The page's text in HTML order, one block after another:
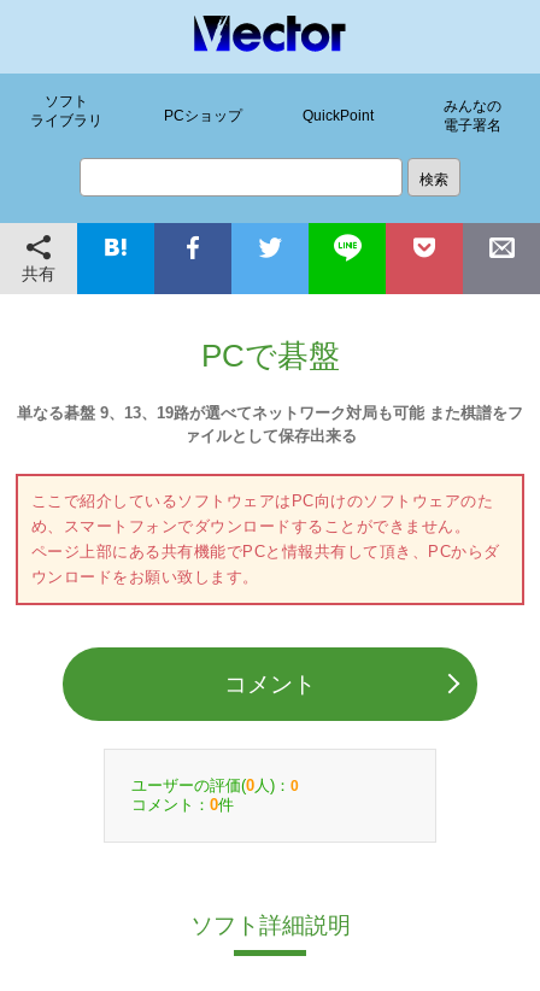
ソフト
ライブラリ
PCショップ QuickPoint
みんなの
電子署名
共有
PCで碁盤
単なる碁盤 9、13、19路が選べてネットワーク対局も可能 また棋譜をフ
ァイルとして保存出来る
ここで紹介しているソフトウェアはPC向けのソフトウェアのた
め、スマートフォンでダウンロードすることができません。
ページ上部にある共有機能でPCと情報共有して頂き、PCからダ
ウンロードをお願い致します。
コメント
ユーザーの評価(0 人)： 0
コメント： 0件
ソフト詳細説明